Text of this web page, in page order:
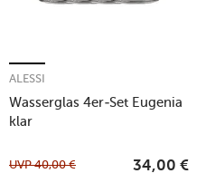
Wasserglas 4er-Set Eugenia
klar
ALESSI
UVP40,00 € 34,00 €